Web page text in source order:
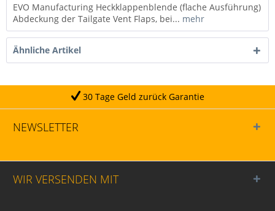
EVO Manufacturing Heckklappenblende (flache Ausführung)
Abdeckung der Tailgate Vent Flaps, bei... mehr
Ähnliche Artikel
Geld zurück Garantie
NEWSLETTER
WIR VERSENDEN MIT